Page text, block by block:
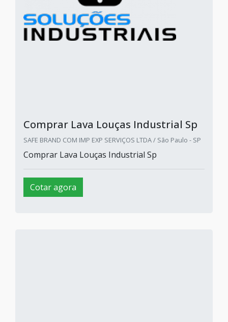
Comprar Lava Louças Industrial Sp
SAFE BRAND COM IMP EXP SERVIÇOS LTDA / São Paulo - SP
Comprar Lava Louças Industrial Sp
Cotar agora